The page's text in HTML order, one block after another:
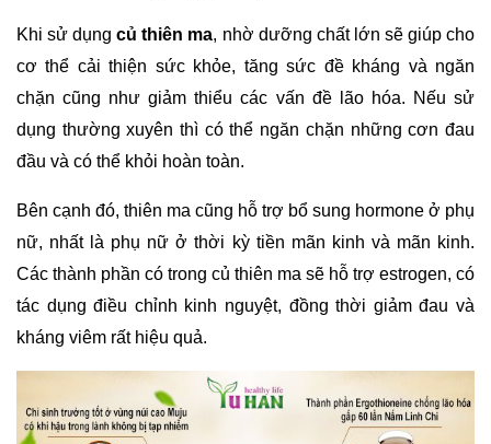
Khi sử dụng củ thiên ma, nhờ dưỡng chất lớn sẽ giúp cho
cơ thể cải thiện sức khỏe, tăng sức đề kháng và ngăn
chặn cũng như giảm thiểu các vấn đề lão hóa. Nếu sử
dụng thường xuyên thì có thể ngăn chặn những cơn đau
đầu và có thể khỏi hoàn toàn.
Bên cạnh đó, thiên ma cũng hỗ trợ bổ sung hormone ở phụ
nữ, nhất là phụ nữ ở thời kỳ tiền mãn kinh và mãn kinh.
Các thành phần có trong củ thiên ma sẽ hỗ trợ estrogen, có
tác dụng điều chỉnh kinh nguyệt, đồng thời giảm đau và
kháng viêm rất hiệu quả.